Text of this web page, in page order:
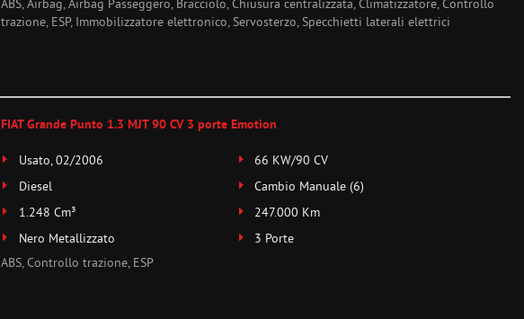
ABS, Airbag, Airbag Passeggero, Bracciolo, Chiusura centralizzata, Climatizzatore, Controllo
trazione, ESP, Immobilizzatore elettronico, Servosterzo, Specchietti laterali elettrici
FIAT Grande Punto 1.3 MJT 90 CV 3 porte Emotion
Usato, 02/2006
66 KW/90 CV
Diesel
Cambio Manuale (6)
1.248 Cm³
247.000 Km
Nero Metallizzato
3 Porte
ABS, Controllo trazione, ESP